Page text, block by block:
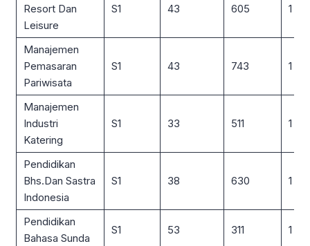
Resort Dan
Leisure
S1 43 605 1 : 14
Manajemen
Pemasaran
Pariwisata
S1 43 743 1 : 17
Manajemen
Industri
Katering
S1 33 511 1 : 15
Pendidikan
Bhs.Dan Sastra
Indonesia
S1 38 630 1 : 17
Pendidikan
Bahasa Sunda
S1 53 311 1 : 6